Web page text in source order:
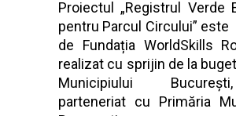
Proiectul „Registrul Verde
pentru Parcul Circului”
de Fundația WorldSkills
realizat cu sprijin de la
Municipiului
parteneriat cu Primăria